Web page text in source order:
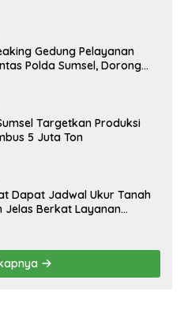
Gedung Pelayanan
Polda Sumsel, Dorong
Targetkan Produksi
5 Juta Ton
Dapat Jadwal Ukur Tanah
Jelas Berkat Layanan